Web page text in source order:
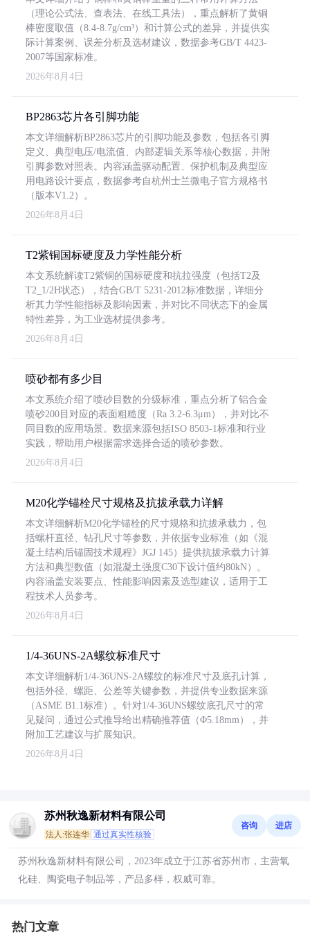
（理论公式法、查表法、在线工具法），重点解析了黄铜
棒密度取值（8.4-8.7g/cm³）和计算公式的差异，并提供实
际计算案例、误差分析及选材建议，数据参考GB/T 4423-
2007等国家标准。
2026年8月4日
BP2863芯片各引脚功能
本文详细解析BP2863芯片的引脚功能及参数，包括各引脚
定义、典型电压/电流值、内部逻辑关系等核心数据，并附
引脚参数对照表。内容涵盖驱动配置、保护机制及典型应
用电路设计要点，数据参考自杭州士兰微电子官方规格书
（版本V1.2）。
2026年8月4日
T2紫铜国标硬度及力学性能分析
本文系统解读T2紫铜的国标硬度和抗拉强度（包括T2及
T2_1/2H状态），结合GB/T 5231-2012标准数据，详细分
析其力学性能指标及影响因素，并对比不同状态下的金属
特性差异，为工业选材提供参考。
2026年8月4日
喷砂都有多少目
本文系统介绍了喷砂目数的分级标准，重点分析了铝合金
喷砂200目对应的表面粗糙度（Ra 3.2-6.3μm），并对比不
同目数的应用场景。数据来源包括ISO 8503-1标准和行业
实践，帮助用户根据需求选择合适的喷砂参数。
2026年8月4日
M20化学锚栓尺寸规格及抗拔承载力详解
本文详细解析M20化学锚栓的尺寸规格和抗拔承载力，包
括螺杆直径、钻孔尺寸等参数，并依据专业标准（如《混
凝土结构后锚固技术规程》JGJ 145）提供抗拔承载力计算
方法和典型数值（如混凝土强度C30下设计值约80kN）。
内容涵盖安装要点、性能影响因素及选型建议，适用于工
程技术人员参考。
2026年8月4日
1/4-36UNS-2A螺纹标准尺寸
本文详细解析1/4-36UNS-2A螺纹的标准尺寸及底孔计算，
包括外径、螺距、公差等关键参数，并提供专业数据来源
（ASME B1.1标准）。针对1/4-36UNS螺纹底孔尺寸的常
见疑问，通过公式推导给出精确推荐值（Φ5.18mm），并
附加工艺建议与扩展知识。
2026年8月4日
苏州秋逸新材料有限公司
法人:张连华 通过真实性核验
咨询 进店
苏州秋逸新材料有限公司，2023年成立于江苏省苏州市，主营氧
化硅、陶瓷电子制品等，产品多样，权威可靠。
热门文章